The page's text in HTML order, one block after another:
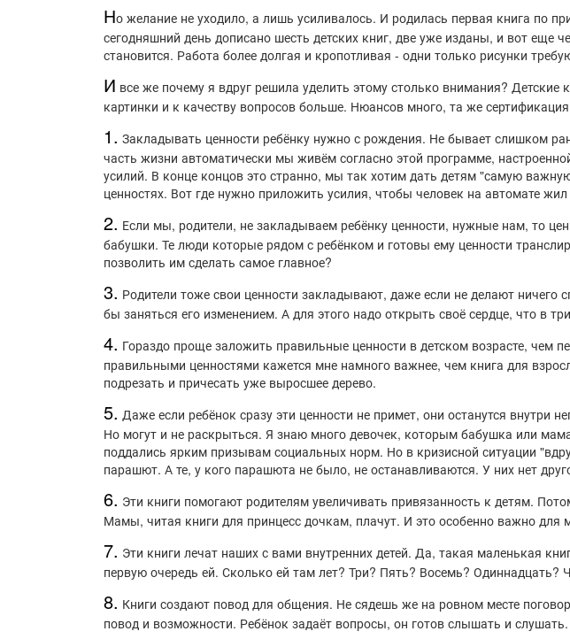
Но желание не уходило, а лишь усиливалось. И родилась первая книга по
сегодняшний день дописано шесть детских книг, две уже изданы, и вот
становится. Работа более долгая и кропотливая - одни только рисунки
И все же почему я вдруг решила уделить этому столько внимания?
картинки и к качеству вопросов больше. Нюансов много, та же
1️. Закладывать ценности ребёнку нужно с рождения. Не бывает слишком
часть жизни автоматически мы живём согласно этой программе,
усилий. В конце концов это странно, мы так хотим дать детям "самую
ценностях. Вот где нужно приложить усилия, чтобы человек на автомате жил
2. Если мы, родители, не закладываем ребёнку ценности, нужные нам, то
бабушки. Те люди которые рядом с ребёнком и готовы ему ценности
позволить им сделать самое главное?
3. Родители тоже свои ценности закладывают, даже если не делают
бы заняться его изменением. А для этого надо открыть своё сердце, что в
4. Гораздо проще заложить правильные ценности в детском возрасте, чем
правильными ценностями кажется мне намного важнее, чем книга для
подрезать и причесать уже выросшее дерево.
5. Даже если ребёнок сразу эти ценности не примет, они останутся
Но могут и не раскрыться. Я знаю много девочек, которым бабушка или
поддались ярким призывам социальных норм. Но в кризисной ситуации
парашют. А те, у кого парашюта не было, не останавливаются. У них нет
6. Эти книги помогают родителям увеличивать привязанность к детям.
Мамы, читая книги для принцесс дочкам, плачут. И это особенно важно для
7. Эти книги лечат наших с вами внутренних детей. Да, такая маленькая
первую очередь ей. Сколько ей там лет? Три? Пять? Восемь? Одиннадцать?
8. Книги создают повод для общения. Не сядешь же на ровном месте
повод и возможности. Ребёнок задаёт вопросы, он готов слышать и слушать.